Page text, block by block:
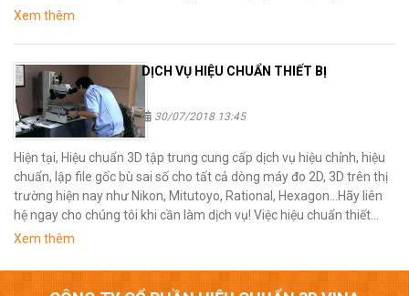
nghiệp từ đội ngũ chuyên gia của chúng Tôi. Hướng dẫn sử dụng
Xem thêm
DỊCH VỤ HIỆU CHUẨN THIẾT BỊ
30/07/2018 13:45
Hiện tại, Hiệu chuẩn 3D tập trung cung cấp dịch vụ hiệu chỉnh, hiệu
chuẩn, lập file gốc bù sai số cho tất cả dòng máy đo 2D, 3D trên thị
trường hiện nay như Nikon, Mitutoyo, Rational, Hexagon...Hãy liên
hệ ngay cho chúng tôi khi cần làm dịch vụ! Việc hiệu chuẩn thiết
bị thường rất tốn kém và …
Xem thêm